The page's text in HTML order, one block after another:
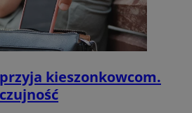
kieszonkowcom.